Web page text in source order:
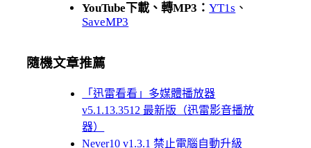
YouTube下載、轉MP3：YT1s 、
SaveMP3
隨機文章推薦
「迅雷看看」多媒體播放器
v5.1.13.3512 最新版（迅雷影音播放
器）
Never10 v1.3.1 禁止電腦自動升級